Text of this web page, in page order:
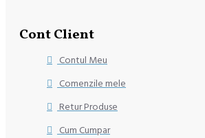
Cont Client
Contul Meu
Comenzile mele
Retur Produse
Cum Cumpar